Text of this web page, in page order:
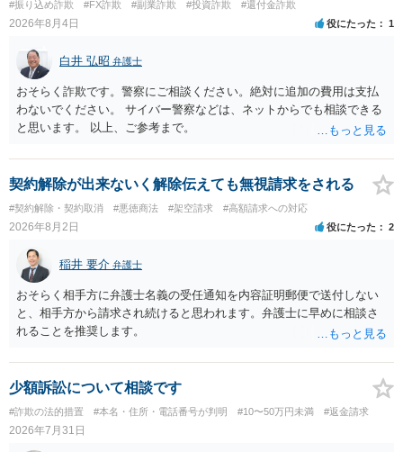
せん。
#振り込め詐欺 #FX詐欺 #副業詐欺 #投資詐欺 #還付金詐欺
2026年8月4日 役にたった 1
白井 弘昭 弁護士
おそらく詐欺です。警察にご相談ください。絶対に追加の費用は支払
わないでください。 サイバー警察などは、ネットからでも相談できる
と思います。 以上、ご参考まで。
契約解除が出来ないく解除伝えても無視請求をされる
#契約解除・契約取消 #悪徳商法 #架空請求 #高額請求への対応
2026年8月2日 役にたった 2
稲井 要介 弁護士
おそらく相手方に弁護士名義の受任通知を内容証明郵便で送付しない
と、相手方から請求され続けると思われます。弁護士に早めに相談さ
れることを推奨します。
少額訴訟について相談です
#詐欺の法的措置 #本名・住所・電話番号が判明 #10〜50万円未満 #返金請求
2026年7月31日